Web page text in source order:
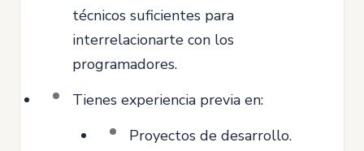
técnicos suficientes para
interrelacionarte con los
programadores.
Tienes experiencia previa en:
Proyectos de desarrollo.